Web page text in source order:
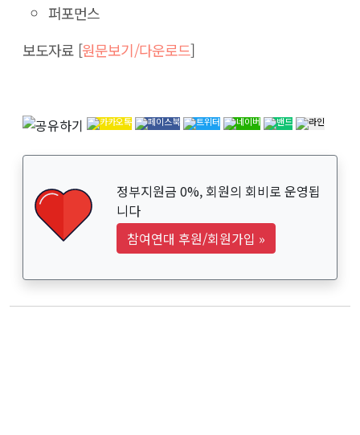
퍼포먼스
보도자료 [원문보기/다운로드]
정부지원금 0%, 회원의 회비로 운영됩
니다
참여연대 후원/회원가입 »